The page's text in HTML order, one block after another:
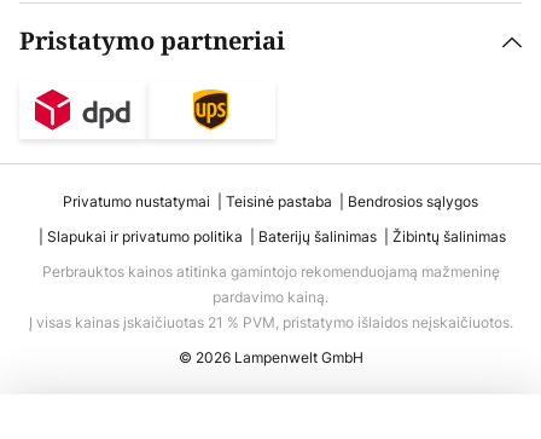
Pristatymo partneriai
Privatumo nustatymai Teisinė pastaba
Bendrosios sąlygos
Slapukai ir privatumo politika
Baterijų šalinimas
Žibintų šalinimas
Perbrauktos kainos atitinka gamintojo rekomenduojamą mažmeninę
pardavimo kainą.
Į visas kainas įskaičiuotas 21 % PVM, pristatymo išlaidos neįskaičiuotos.
© 2026 Lampenwelt GmbH